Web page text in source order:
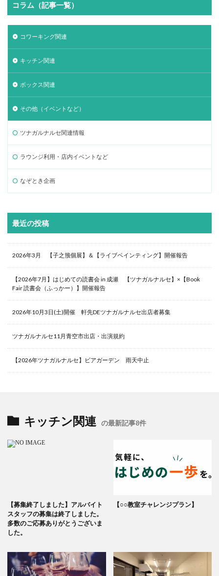
コラム（記事一覧）
コワーキング関連
キッチン関連
ボックス関連
その他（イベントなど）
ツナガルナルセ関連情報
ラウンジ利用・店内イベントなど
なぞとき企画
最近の投稿
2026年3月 【子之籏個展】＆【ライブペインティング】開催報告
【2026年7月】はじめての読書会 in 成瀬 【ツナガルナルセ】×【Book
Fair 読書会（ふっかー）】開催報告
2026年10月3日(土)開催 軒先DEツナガルナルセ出店者募集
ツナガルナルセ11月青空市出店・出演規約
【2026年ツナガルナルセ】ビアガーデン 雨天中止
キッチン関連 の最新記事8件
【募集終了しました】アルバイト
スタッフの募集は終了しました。
多数のご応募ありがとうございま
した。
【○○教室チャレンジプラン】